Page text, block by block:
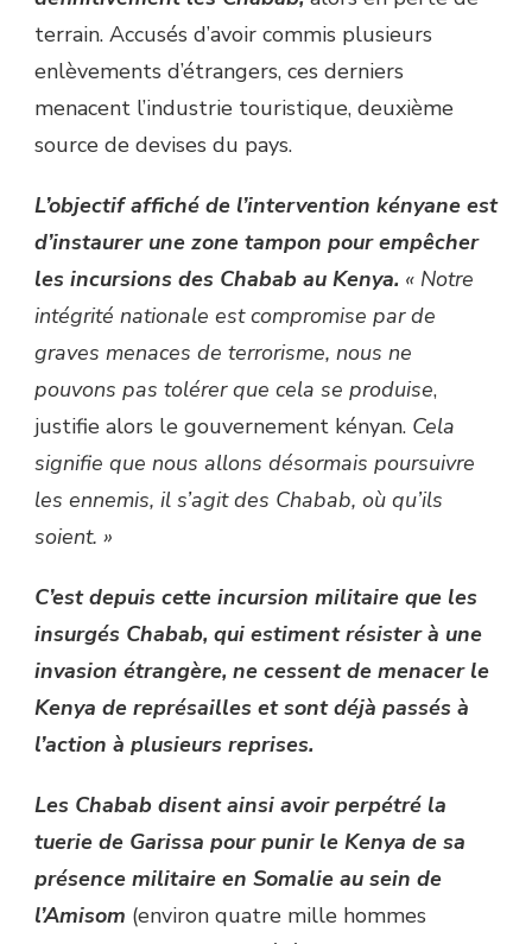
terrain. Accusés d’avoir commis plusieurs
enlèvements d’étrangers, ces derniers
menacent l’industrie touristique, deuxième
source de devises du pays.
L’objectif affiché de l’intervention kényane est
d’instaurer une zone tampon pour empêcher
les incursions des Chabab au Kenya. « Notre
intégrité nationale est compromise par de
graves menaces de terrorisme, nous ne
pouvons pas tolérer que cela se produise,
justifie alors le gouvernement kényan. Cela
signifie que nous allons désormais poursuivre
les ennemis, il s’agit des Chabab, où qu’ils
soient. »
C’est depuis cette incursion militaire que les
insurgés Chabab, qui estiment résister à une
invasion étrangère, ne cessent de menacer le
Kenya de représailles et sont déjà passés à
l’action à plusieurs reprises.
Les Chabab disent ainsi avoir perpétré la
tuerie de Garissa pour punir le Kenya de sa
présence militaire en Somalie au sein de
l’Amisom (environ quatre mille hommes